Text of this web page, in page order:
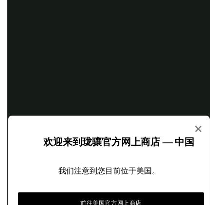
×
欢迎来到珑骧官方网上商店 — 中国
我们注意到您目前位于美国。
前往美国官方网上商店